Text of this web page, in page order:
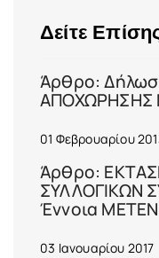
Δείτε
Άρθρο:
ΑΠΟΧΩΡΗΣΗΣ
01 Φεβρουαρίου
Άρθρο:
ΣΥΛΛΟΓΙΚΩΝ
Έννοια
03 Ιανουαρίου 2017